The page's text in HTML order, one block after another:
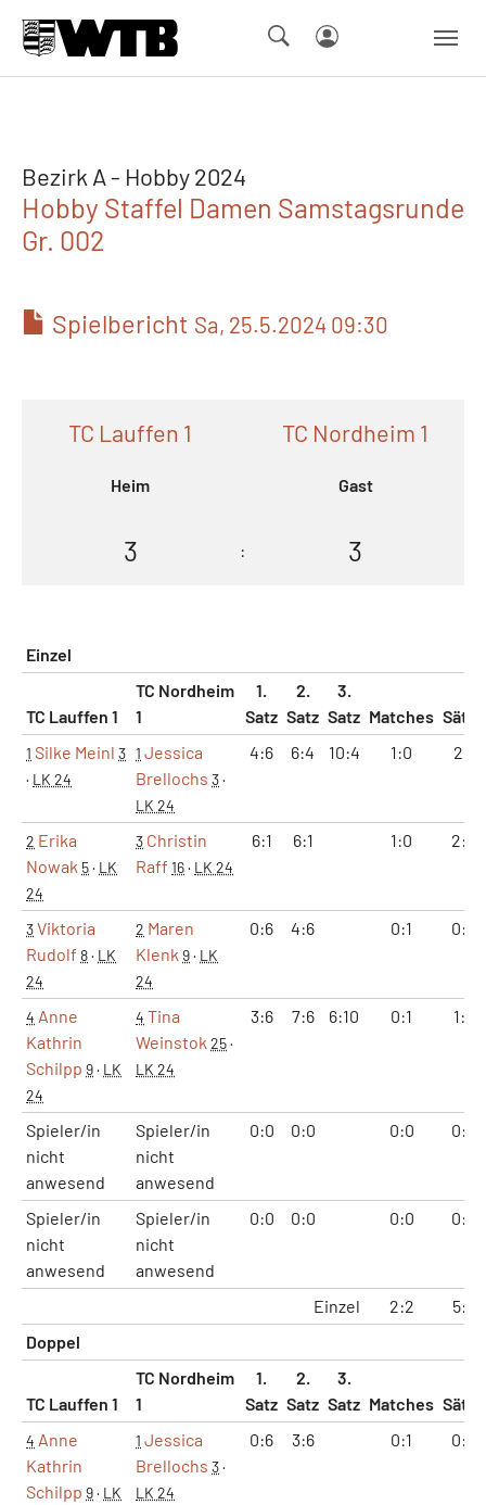
Bezirk A - Hobby 2024
Hobby Staffel Damen Samstagsrunde
Gr. 002
Spielbericht Sa, 25.5.2024 09:30
TC Lauffen 1
Heim
TC Nordheim 1
Gast
3 : 3
Einzel
TC Lauffen 1
TC Nordheim
1
1.
Satz
2.
Satz
3.
Satz Matches Sätze
1 Silke Meinl 3
· LK 24
1 Jessica
Brellochs 3·
LK 24
4:6 6:4 10:4 1:0 2:1
2 Erika
Nowak 5· LK
24
3 Christin
Raff 16· LK 24
6:1 6:1 1:0 2:0
3Viktoria
Rudolf 8· LK
24
2 Maren
Klenk 9· LK
24
0:6 4:6 0:1 0:2
4 Anne
Kathrin
Schilpp 9· LK
24
4 Tina
Weinstok 25·
LK 24
3:6 7:6 6:10 0:1 1:2
Spieler/in
nicht
anwesend
Spieler/in
nicht
anwesend
0:0 0:0 0:0 0:0
Spieler/in
nicht
anwesend
Spieler/in
nicht
anwesend
0:0 0:0 0:0 0:0
Einzel 2:2
5:5
Doppel
TC Lauffen 1
TC Nordheim
1
1.
Satz
2.
Satz
3.
Satz Matches Sätze
4 Anne
Kathrin
Schilpp 9· LK
1 Jessica
Brellochs 3·
LK 24
0:6 3:6 0:1 0:2